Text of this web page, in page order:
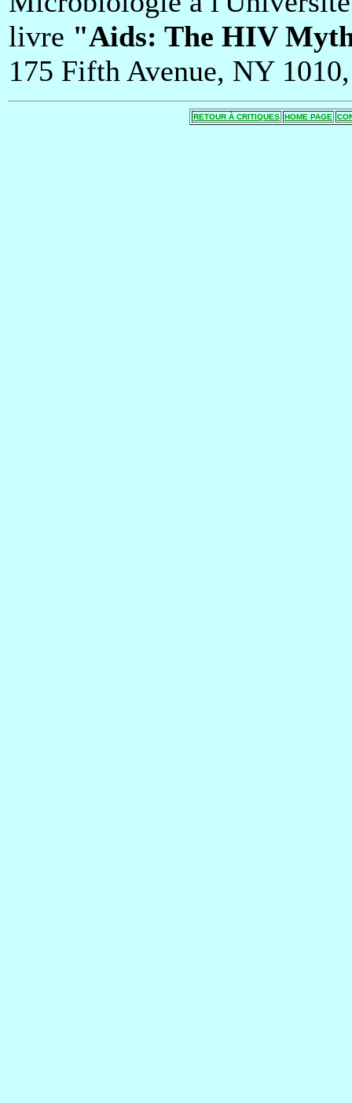
livre "Aids: The HIV
175 Fifth Avenue, NY
RETOUR À CRITIQUES HOME PAGE